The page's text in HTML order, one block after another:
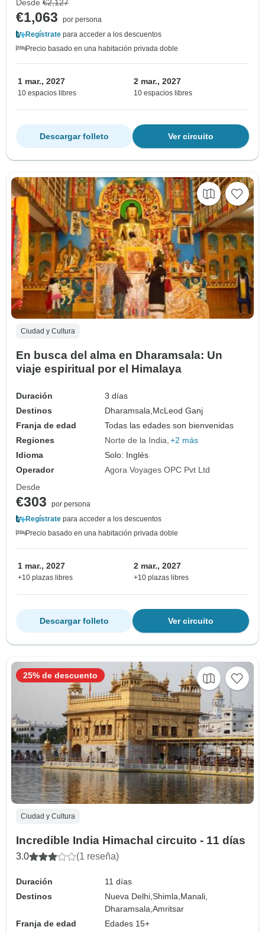
Desde €2,127
€1,063
por persona
Regístrate para acceder a los descuentos
Precio basado en una habitación privada doble
1 mar., 2027
10 espacios libres
2 mar., 2027
10 espacios libres
Ver circuito
Descargar folleto
Ciudad y Cultura
En busca del alma en Dharamsala: Un
viaje espiritual por el Himalaya
Duración
3 días
Destinos
Dharamsala,McLeod Ganj
Franja de edad
Todas las edades son bienvenidas
Regiones
Norte de la India +2 más
Idioma
Solo: Inglés
Operador
Agora Voyages OPC Pvt Ltd
Desde
€303
por persona
Regístrate para acceder a los descuentos
Precio basado en una habitación privada doble
1 mar., 2027
+10 plazas libres
2 mar., 2027
+10 plazas libres
Ver circuito
Descargar folleto
Ciudad y Cultura
Incredible India Himachal circuito - 11 días
3.0 (1 reseña)
Duración
11 días
Destinos
Nueva Delhi,Shimla, Manali,
Dharamsala,Amritsar
Franja de edad
Edades 15+
25% de descuento